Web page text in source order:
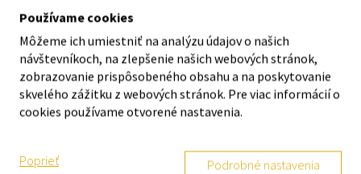
Prada Paradoxe Radical
Essence Parfémový extrakt
Od 30ml - do 90ml
Prada Candy Florale
Toaletná voda - Tester
80ml - Toaletné vody -
Na sklade
Používame cookies
Môžeme ich umiestniť na analýzu údajov o našich
návštevníkoch, na zlepšenie našich webových stránok,
zobrazovanie prispôsobeného obsahu a na poskytovanie
skvelého zážitku z webových stránok. Pre viac informácií o
cookies používame otvorené nastavenia.
Poprieť Podrobné nastavenia